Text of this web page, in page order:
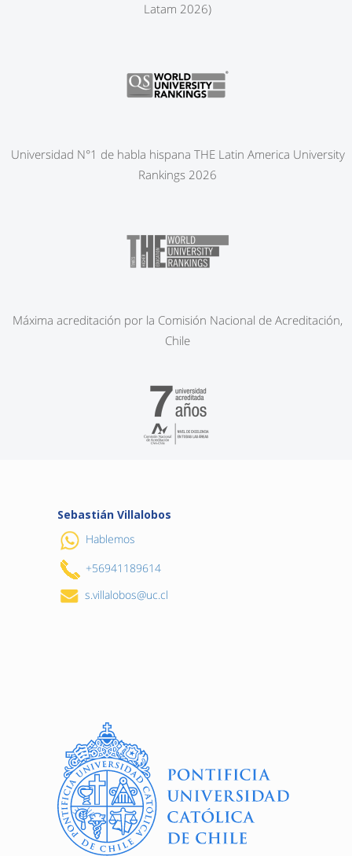
Latam 2026)
Universidad N°1 de habla hispana THE Latin America University
Rankings 2026
Máxima acreditación por la Comisión Nacional de Acreditación,
Chile
Sebastián Villalobos
Hablemos
+56941189614
s.villalobos@uc.cl